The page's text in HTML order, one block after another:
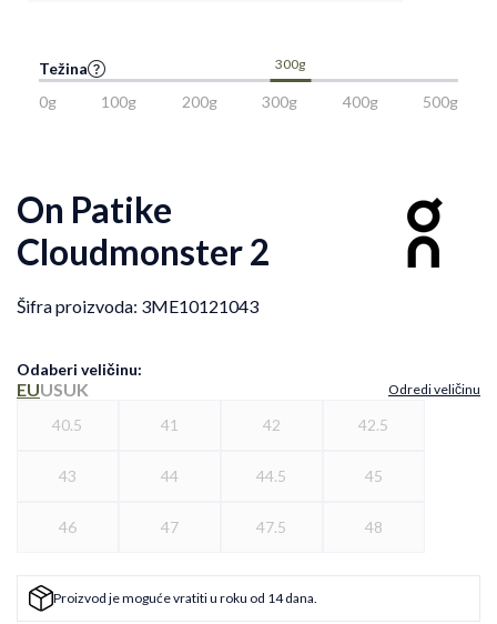
Težina 300g
0g 100g 200g 300g 400g 500g
On Patike
Cloudmonster 2
Šifra proizvoda: 3ME10121043
Odaberi veličinu:
EUUSUK Odredi veličinu
40.5 41 42 42.5
43 44 44.5 45
46 47 47.5 48
Proizvod je moguće vratiti u roku od 14 dana.